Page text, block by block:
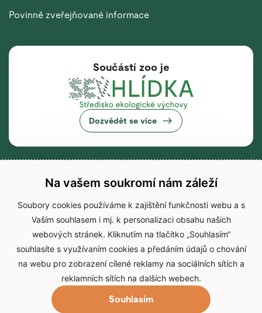
Povinně zveřejňované informace
Součástí zoo je
Dozvědět se více
Na vašem soukromí nám záleží
Soubory cookies používáme k zajištění funkčnosti webu a s
Vaším souhlasem i mj. k personalizaci obsahu našich
webových stránek. Kliknutím na tlačítko „Souhlasím“
souhlasíte s využívaním cookies a předáním údajů o chování
na webu pro zobrazení cílené reklamy na sociálních sítích a
reklamních sítích na dalších webech.
Souhlasím